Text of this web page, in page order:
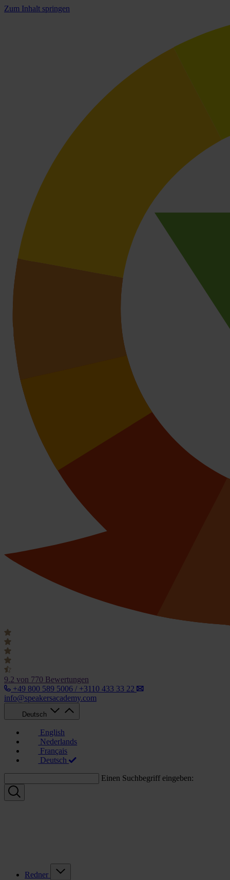
Zum Inhalt springen
9.2 von 770 Bewertungen
+49 800 589 5006 / +3110 433 33 22
info@speakersacademy.com
Deutsch
English
Nederlands
Français
Deutsch
Einen Suchbegriff eingeben:
Redner